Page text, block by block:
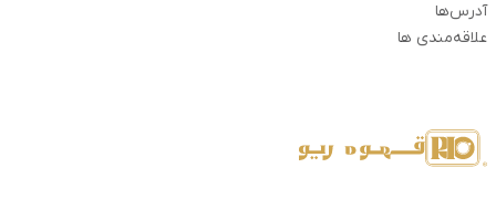
آدرس‌ها
علاقه‌مندی ها